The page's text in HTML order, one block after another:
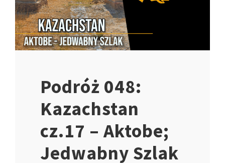
Podróż 048:
Kazachstan
cz.17 – Aktobe;
Jedwabny Szlak